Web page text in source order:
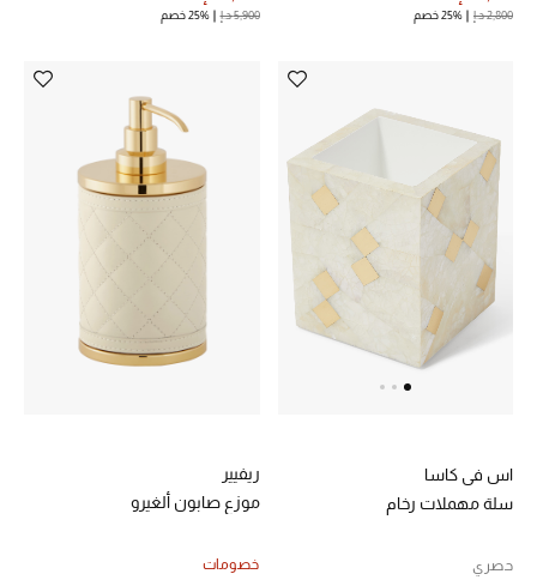
2,800 د.إ 25% خصم 5,900 د.إ 25% خصم
اس في كاسا
سلة مهملات رخام
حصري
ريفيير
موزع صابون ألغيرو
خصومات